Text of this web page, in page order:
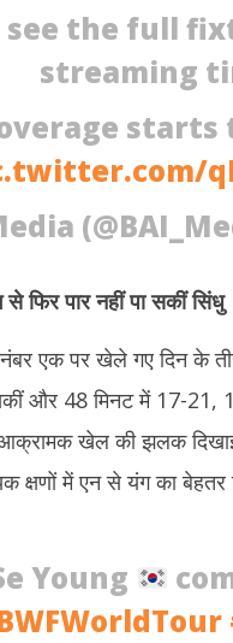
see the full
streaming
starts
फिर पार नहीं पा सकीं सिंधु
एक पर खेले गए दिन के
और 48 मिनट में 17-21,
खेल की झलक
क्षणों में एन से यंग का
Young